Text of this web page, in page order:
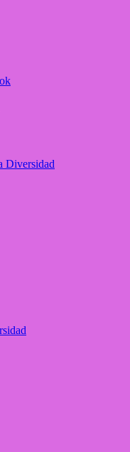
de cultura LGTB+
Diversidad